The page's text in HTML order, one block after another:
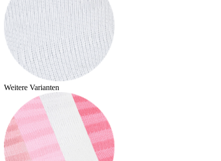
Weitere Varianten